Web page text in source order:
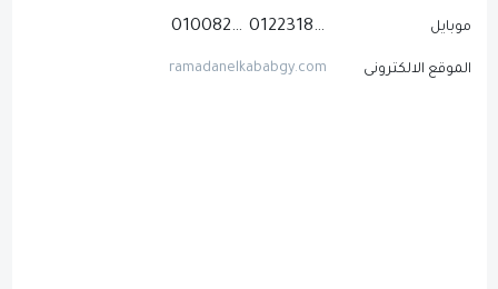
موبايل 01223189875
01008244441
الموقع الالكترونى ramadanelkababgy.com